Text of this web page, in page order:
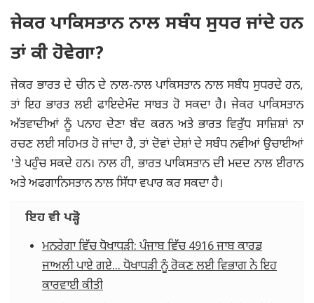
ਜੇਕਰ ਪਾਕਿਸਤਾਨ ਨਾਲ ਸਬੰਧ ਸੁਧਰ ਜਾਂਦੇ ਹਨ
ਤਾਂ ਕੀ ਹੋਵੇਗਾ?
ਜੇਕਰ ਭਾਰਤ ਦੇ ਚੀਨ ਦੇ ਨਾਲ-ਨਾਲ ਪਾਕਿਸਤਾਨ ਨਾਲ ਸਬੰਧ ਸੁਧਰਦੇ ਹਨ,
ਤਾਂ ਇਹ ਭਾਰਤ ਲਈ ਫਾਇਦੇਮੰਦ ਸਾਬਤ ਹੋ ਸਕਦਾ ਹੈ। ਜੇਕਰ ਪਾਕਿਸਤਾਨ
ਅੱਤਵਾਦੀਆਂ ਨੂੰ ਪਨਾਹ ਦੇਣਾ ਬੰਦ ਕਰਨ ਅਤੇ ਭਾਰਤ ਵਿਰੁੱਧ ਸਾਜ਼ਿਸ਼ਾਂ ਨਾ
ਰਚਣ ਲਈ ਸਹਿਮਤ ਹੋ ਜਾਂਦਾ ਹੈ, ਤਾਂ ਦੋਵਾਂ ਦੇਸ਼ਾਂ ਦੇ ਸਬੰਧ ਨਵੀਆਂ ਉਚਾਈਆਂ
'ਤੇ ਪਹੁੰਚ ਸਕਦੇ ਹਨ। ਨਾਲ ਹੀ, ਭਾਰਤ ਪਾਕਿਸਤਾਨ ਦੀ ਮਦਦ ਨਾਲ ਈਰਾਨ
ਅਤੇ ਅਫਗਾਨਿਸਤਾਨ ਨਾਲ ਸਿੱਧਾ ਵਪਾਰ ਕਰ ਸਕਦਾ ਹੈ।
ਇਹ ਵੀ ਪੜ੍ਹੋ
ਮਨਰੇਗਾ ਵਿੱਚ ਧੋਖਾਧੜੀ: ਪੰਜਾਬ ਵਿੱਚ 4916 ਜਾਬ ਕਾਰਡ
ਜਾਅਲੀ ਪਾਏ ਗਏ... ਧੋਖਾਧੜੀ ਨੂੰ ਰੋਕਣ ਲਈ ਵਿਭਾਗ ਨੇ ਇਹ
ਕਾਰਵਾਈ ਕੀਤੀ